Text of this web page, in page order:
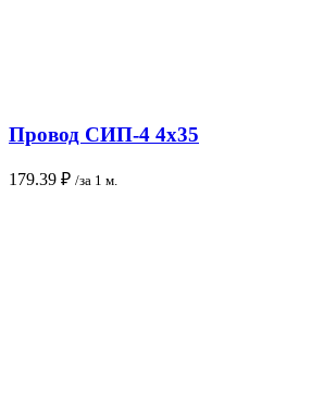
Провод СИП-4 4х35
179.39 ₽ /за 1 м.